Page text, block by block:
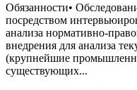
Обязанности•
посредством
анализа нормативно-
внедрения для анализа
(крупнейшие
существующих...